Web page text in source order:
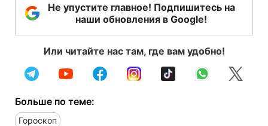
Не упустите главное! Подпишитесь на
наши обновления в Google!
Или читайте нас там, где вам удобно!
Больше по теме:
Гороскоп